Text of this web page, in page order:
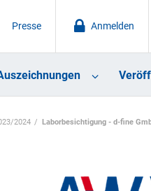
Anmelden
Presse
2024 Laborbesichtigung - d-fine